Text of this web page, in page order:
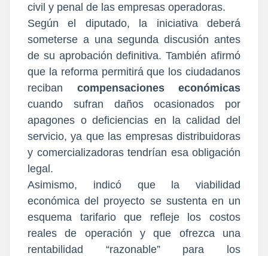
civil y penal de las empresas operadoras.
Según el diputado, la iniciativa deberá
someterse a una segunda discusión antes
de su aprobación definitiva. También afirmó
que la reforma permitirá que los ciudadanos
reciban
compensaciones económicas
cuando sufran daños ocasionados por
apagones o deficiencias en la calidad del
servicio, ya que las empresas distribuidoras
y comercializadoras tendrían esa obligación
legal.
Asimismo, indicó que la viabilidad
económica del proyecto se sustenta en un
esquema tarifario que refleje los costos
reales de operación y que ofrezca una
rentabilidad “razonable” para los